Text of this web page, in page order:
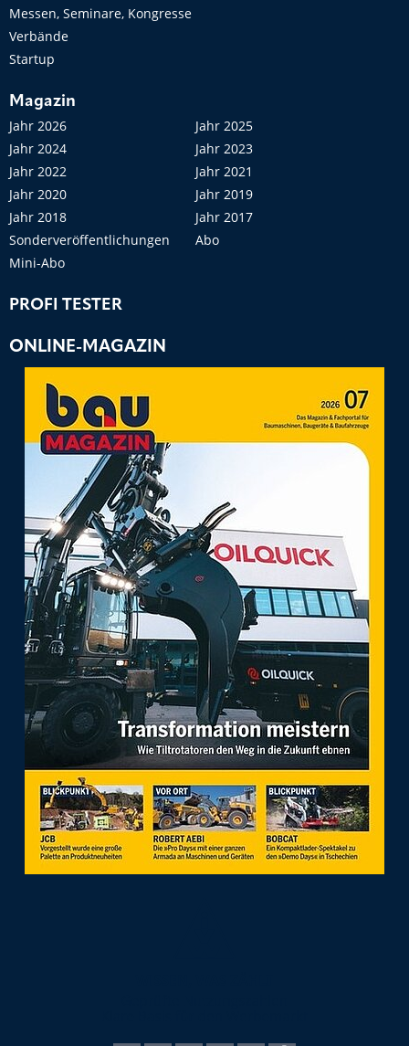
Messen, Seminare, Kongresse
Verbände
Startup
Magazin
Jahr 2026
Jahr 2025
Jahr 2024
Jahr 2023
Jahr 2022
Jahr 2021
Jahr 2020
Jahr 2019
Jahr 2018
Jahr 2017
Sonderveröffentlichungen
Abo
Mini-Abo
PROFI TESTER
ONLINE-MAGAZIN